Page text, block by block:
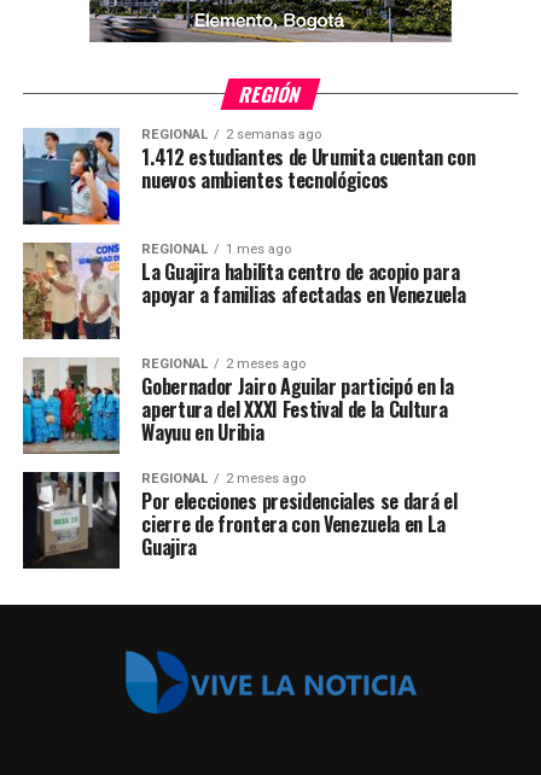
REGIÓN
REGIONAL 2 semanas ago
1.412 estudiantes de Urumita cuentan con
nuevos ambientes tecnológicos
REGIONAL 1 mes ago
La Guajira habilita centro de acopio para
apoyar a familias afectadas en Venezuela
REGIONAL 2 meses ago
Gobernador Jairo Aguilar participó en la
apertura del XXXI Festival de la Cultura
Wayuu en Uribia
REGIONAL 2 meses ago
Por elecciones presidenciales se dará el
cierre de frontera con Venezuela en La
Guajira